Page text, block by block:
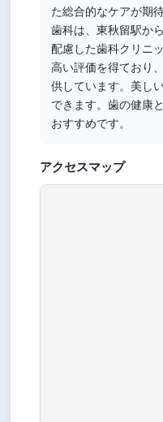
た総合的なケアが期
歯科は、東秋留駅か
配慮した歯科クリニ
高い評価を得ており
供しています。美し
できます。歯の健康
おすすめです。
アクセスマップ